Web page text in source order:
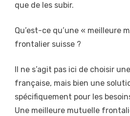
que de les subir.
Qu’est-ce qu’une « meilleure
frontalier suisse ?
Il ne s’agit pas ici de choisir
française, mais bien une
spécifiquement pour les
Une meilleure mutuelle